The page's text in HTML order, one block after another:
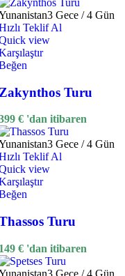
3 Gece / 4 Gün
Teklif Al
view
Turu
€ 'dan itibaren
3 Gece / 4 Gün
Teklif Al
view
Turu
€ 'dan itibaren
3 Gece / 4 Gün